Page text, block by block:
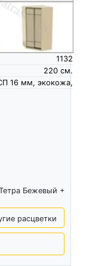
1132
см.
220
16 мм, экокожа,
Бежевый +
расцветки